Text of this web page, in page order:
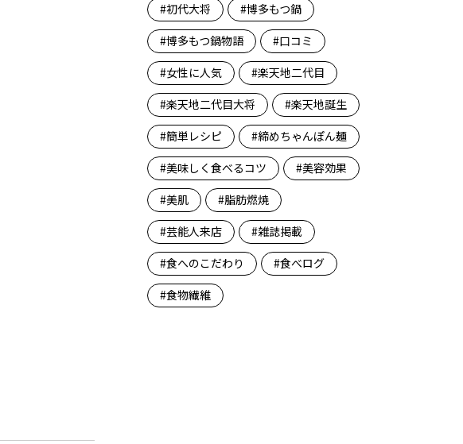
初代大将
博多もつ鍋
博多もつ鍋物語
口コミ
女性に人気
楽天地二代目
楽天地二代目大将
楽天地誕生
簡単レシピ
締めちゃんぽん麺
美味しく食べるコツ
美容効果
美肌
脂肪燃焼
芸能人来店
雑誌掲載
食へのこだわり
食べログ
食物繊維